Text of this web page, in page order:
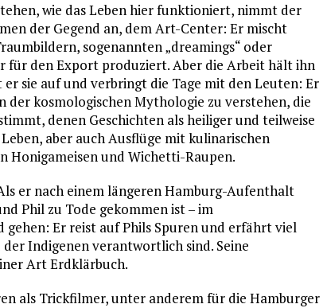
wie das Leben hier funktioniert, nimmt der
der Gegend an, dem Art-Center: Er mischt
sogenannten „dreamings“ oder
für den Export produziert. Aber die Arbeit hält ihn
sie auf und verbringt die Tage mit den Leuten: Er
kosmologischen Mythologie zu verstehen, die
denen Geschichten als heiliger und teilweise
aber auch Ausflüge mit kulinarischen
Honigameisen und Wichetti-Raupen.
er nach einem längeren Hamburg-Aufenthalt
Phil zu Tode gekommen ist – im
gehen: Er reist auf Phils Spuren und erfährt viel
Indigenen verantwortlich sind. Seine
Art Erdklärbuch.
als Trickfilmer, unter anderem für die Hamburger